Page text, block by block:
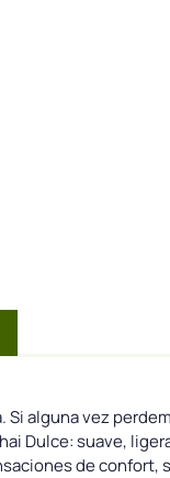
alguna vez
Dulce: suave,
de confort,